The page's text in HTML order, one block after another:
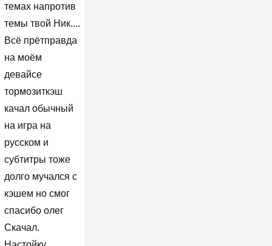
темах напротив
темы твой Ник....
Всё прётправда
на моём
девайсе
тормозиткэш
качал обычный
на игра на
русском и
субтитры тоже
долго мучался с
кэшем но смог
спасибо олег
Скачал.